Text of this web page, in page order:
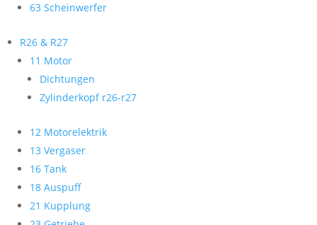
63 Scheinwerfer
R26 & R27
11 Motor
Dichtungen
Zylinderkopf r26-r27
12 Motorelektrik
13 Vergaser
16 Tank
18 Auspuff
21 Kupplung